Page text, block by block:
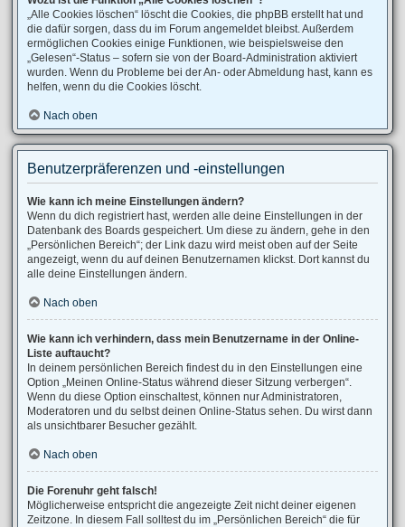
„Alle Cookies löschen“ löscht die Cookies, die phpBB erstellt hat und
die dafür sorgen, dass du im Forum angemeldet bleibst. Außerdem
ermöglichen Cookies einige Funktionen, wie beispielsweise den
„Gelesen“-Status – sofern sie von der Board-Administration aktiviert
wurden. Wenn du Probleme bei der An- oder Abmeldung hast, kann es
helfen, wenn du die Cookies löscht.
Nach oben
Benutzerpräferenzen und -einstellungen
Wie kann ich meine Einstellungen ändern?
Wenn du dich registriert hast, werden alle deine Einstellungen in der
Datenbank des Boards gespeichert. Um diese zu ändern, gehe in den
„Persönlichen Bereich“; der Link dazu wird meist oben auf der Seite
angezeigt, wenn du auf deinen Benutzernamen klickst. Dort kannst du
alle deine Einstellungen ändern.
Nach oben
Wie kann ich verhindern, dass mein Benutzername in der Online-
Liste auftaucht?
In deinem persönlichen Bereich findest du in den Einstellungen eine
Option „Meinen Online-Status während dieser Sitzung verbergen“.
Wenn du diese Option einschaltest, können nur Administratoren,
Moderatoren und du selbst deinen Online-Status sehen. Du wirst dann
als unsichtbarer Besucher gezählt.
Nach oben
Die Forenuhr geht falsch!
Möglicherweise entspricht die angezeigte Zeit nicht deiner eigenen
Zeitzone. In diesem Fall solltest du im „Persönlichen Bereich“ die für